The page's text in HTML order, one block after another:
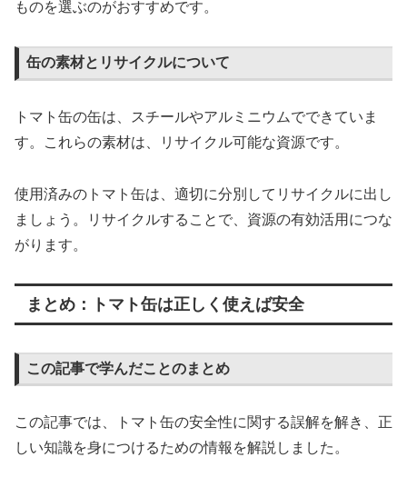
ものを選ぶのがおすすめです。
缶の素材とリサイクルについて
トマト缶の缶は、スチールやアルミニウムでできていま
す。これらの素材は、リサイクル可能な資源です。
使用済みのトマト缶は、適切に分別してリサイクルに出し
ましょう。リサイクルすることで、資源の有効活用につな
がります。
まとめ：トマト缶は正しく使えば安全
この記事で学んだことのまとめ
この記事では、トマト缶の安全性に関する誤解を解き、正
しい知識を身につけるための情報を解説しました。